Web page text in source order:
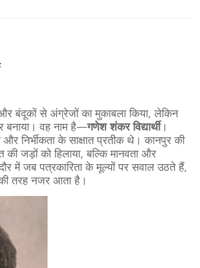
और बंदूकों से अंग्रेजों का मुकाबला किया, लेकिन
बनाया। वह नाम है—गणेश शंकर विद्यार्थी।
निर्भीकता के साक्षात प्रतीक थे। कानपुर की
जड़ों को हिलाया, बल्कि मानवता और
में जब पत्रकारिता के मूल्यों पर सवाल उठते हैं,
की तरह नजर आता है।